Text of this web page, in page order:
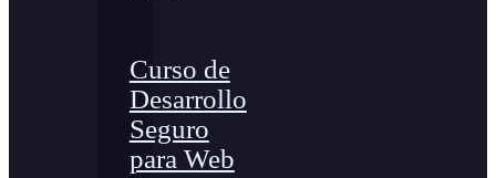
Curso de
Desarrollo
Seguro
para Web